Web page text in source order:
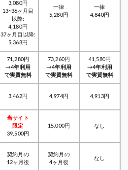
3,080円
13~36ヶ月目
以降:
4,180円
37ヶ月目以降:
5,368円
一律
5,280円
一律
4,840円
71,280円
→4年利用
で実質無料
73,260円
→4年利用
で実質無料
41,580円
→4年利用
で実質無料
3,462円 4,974円 4,913円
当サイト
限定
39,500円
15,000円 なし
契約月の
12ヶ月後
契約月の
4ヶ月後
なし